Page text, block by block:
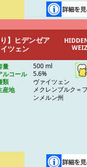
】ヒデンゼア
ツェン
量
500 ml
ルコール
5.6%
類
ヴァイツェン
産地
メクレンブルク＝
ンメルン州